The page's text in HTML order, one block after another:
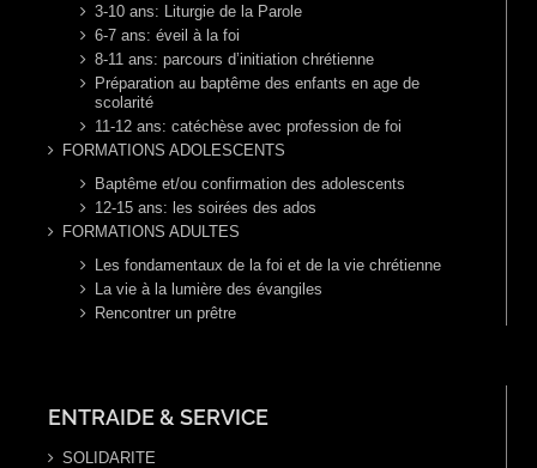
3-10 ans: Liturgie de la Parole
6-7 ans: éveil à la foi
8-11 ans: parcours d’initiation chrétienne
Préparation au baptême des enfants en age de
scolarité
11-12 ans: catéchèse avec profession de foi
FORMATIONS ADOLESCENTS
Baptême et/ou confirmation des adolescents
12-15 ans: les soirées des ados
FORMATIONS ADULTES
Les fondamentaux de la foi et de la vie chrétienne
La vie à la lumière des évangiles
Rencontrer un prêtre
ENTRAIDE & SERVICE
SOLIDARITE